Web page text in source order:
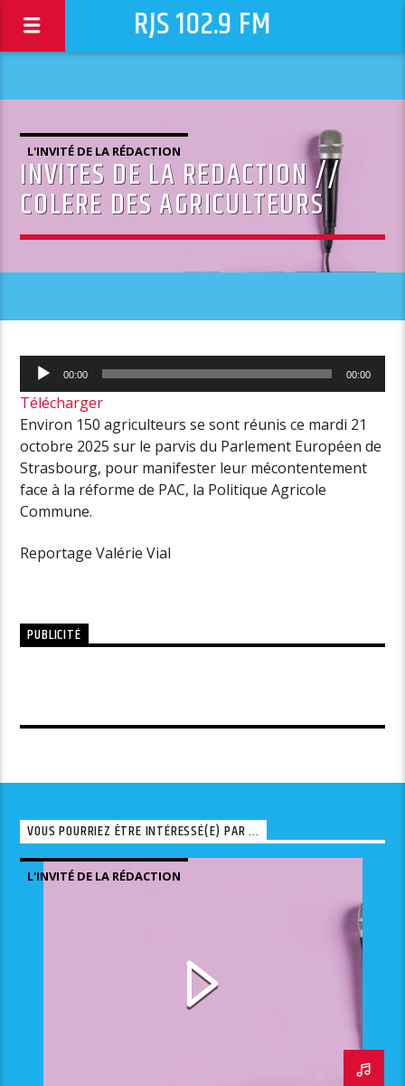
RJS 102.9 FM
L'INVITÉ DE LA RÉDACTION
INVITES DE LA REDACTION //
COLERE DES AGRICULTEURS
Lecteur
audio
00:00 00:00
Télécharger
Environ 150 agriculteurs se sont réunis ce mardi 21
octobre 2025 sur le parvis du Parlement Européen de
Strasbourg, pour manifester leur mécontentement
face à la réforme de PAC, la Politique Agricole
Commune.
Reportage Valérie Vial
PUBLICITÉ
VOUS POURRIEZ ÊTRE INTÉRESSÉ(E) PAR ...
L'INVITÉ DE LA RÉDACTION